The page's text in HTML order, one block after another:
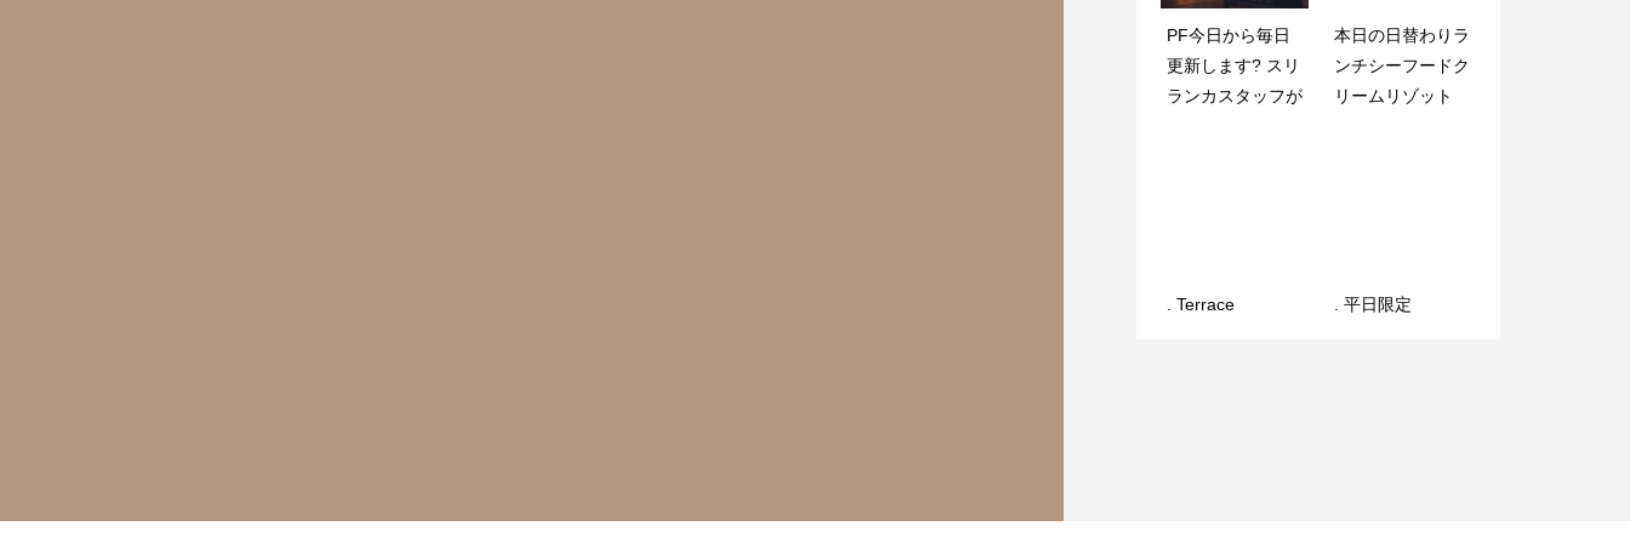
PF今日から毎日
更新します? スリ
ランカスタッフが
本日の日替わりラ
ンチシーフードク
リームリゾット
. Terrace . 平日限定️
ワンちゃんのお水
コーナーと、フォ
トスポットができ
. 平日限定️
本日の日替わりラ
シーフードドリア